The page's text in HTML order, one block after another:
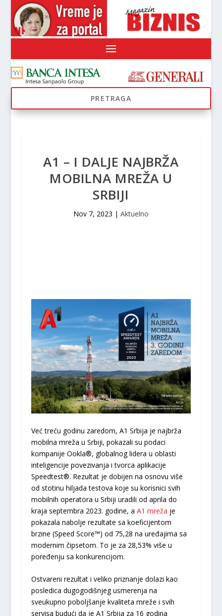
A1 – I DALJE NAJBRŽA
MOBILNA MREŽA U
SRBIJI
Nov 7, 2023 | Aktuelno
Već treću godinu zaredom, A1 Srbija je najbrža
mobilna mreža u Srbiji, pokazali su podaci
kompanije Ookla®, globalnog lidera u oblasti
inteligencije povezivanja i tvorca aplikacije
Speedtest®. Rezultat je dobijen na osnovu više
od stotinu hiljada testova koje su korisnici svih
mobilnih operatora u Srbiji uradili od aprila do
kraja septembra 2023. godine, a A1 mreža je
pokazala nabolje rezultate sa koeficijentom
brzine (Speed Score™) od 75,28 na uređajima sa
modernim čipsetom. To je za 28,53% više u
poređenju sa konkurencijom.
Ostvareni rezultat i veliko priznanje dolazi kao
posledica dugogodišnjeg usmerenja na
sveukupno poboljšanje kvaliteta mreže i svih
servisa budući da je A1 Srbija za 16 godina